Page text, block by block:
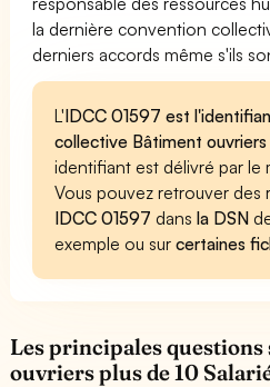
la dernière convention
derniers accords même s'ils
L'IDCC 01597 est
collective Bâtiment ouvriers
identifiant est délivré par le
Vous pouvez retrouver
IDCC 01597 dansla DSN
exemple ou surcertaines
Les principales
ouvriers plus de 10